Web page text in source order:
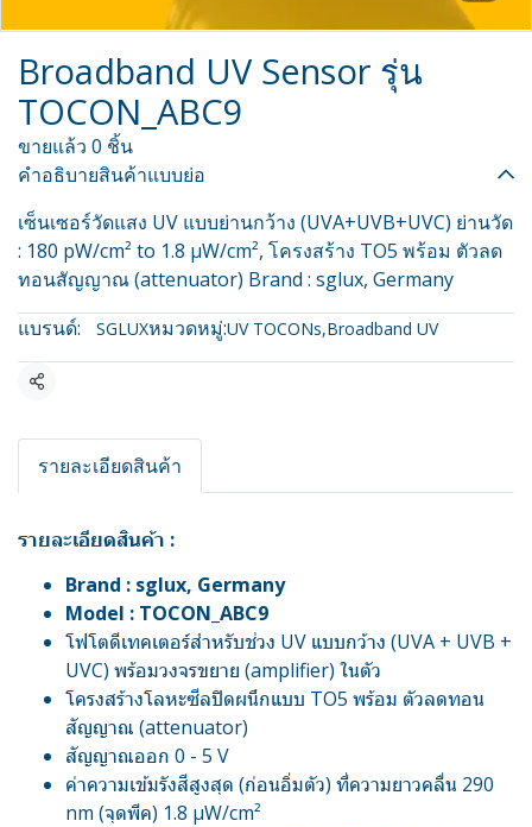
Broadband UV Sensor รุ่น
TOCON_ABC9
ขายแล้ว 0 ชิ้น
คำอธิบายสินค้าแบบย่อ
เซ็นเซอร์วัดแสง UV แบบย่านกว้าง (UVA+UVB+UVC) ย่านวัด
: 180 pW/cm² to 1.8 µW/cm², โครงสร้าง TO5 พร้อม ตัวลด
ทอนสัญญาณ (attenuator) Brand : sglux, Germany
แบรนด์:
SGLUXหมวดหมู่:UV TOCONs,Broadband UV
แชร์
รายละเอียดสินค้า
รายละเอียดสินค้า :
Brand : sglux, Germany
Model : TOCON_ABC9
โฟโตดีเทคเตอร์สำหรับช่วง UV แบบกว้าง (UVA + UVB +
UVC) พร้อมวงจรขยาย (amplifier) ในตัว
โครงสร้างโลหะซีลปิดผนึกแบบ TO5 พร้อม ตัวลดทอน
สัญญาณ (attenuator)
สัญญาณออก 0 - 5 V
ค่าความเข้มรังสีสูงสุด (ก่อนอิ่มตัว) ที่ความยาวคลื่น 290
nm (จุดพีค) 1.8 µW/cm²